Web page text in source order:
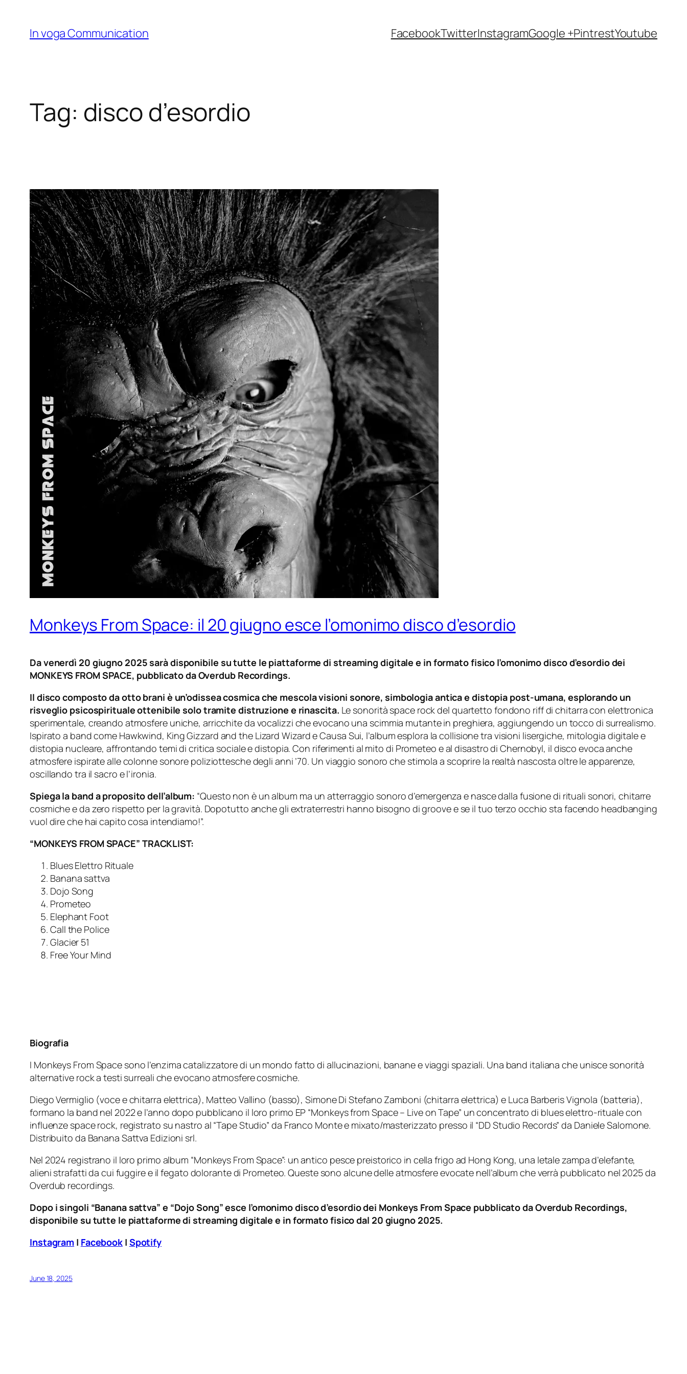
content
In voga Communication FacebookTwitterInstagramGoogle +PintrestYoutube
Tag: disco d’esordio
Monkeys From Space: il 20 giugno esce l’omonimo disco d’esordio
Da venerdì 20 giugno 2025 sarà disponibile su tutte le piattaforme di streaming digitale e in formato fisico l’omonimo disco d’esordio dei
MONKEYS FROM SPACE, pubblicato da Overdub Recordings.
Il disco composto da otto brani è un’odissea cosmica che mescola visioni sonore, simbologia antica e distopia post-umana, esplorando un
risveglio psicospirituale ottenibile solo tramite distruzione e rinascita. Le sonorità space rock del quartetto fondono riff di chitarra con elettronica
sperimentale, creando atmosfere uniche, arricchite da vocalizzi che evocano una scimmia mutante in preghiera, aggiungendo un tocco di surrealismo.
Ispirato a band come Hawkwind, King Gizzard and the Lizard Wizard e Causa Sui, l’album esplora la collisione tra visioni lisergiche, mitologia digitale e
distopia nucleare, affrontando temi di critica sociale e distopia. Con riferimenti al mito di Prometeo e al disastro di Chernobyl, il disco evoca anche
atmosfere ispirate alle colonne sonore poliziottesche degli anni ’70. Un viaggio sonoro che stimola a scoprire la realtà nascosta oltre le apparenze,
oscillando tra il sacro e l’ironia.
Spiega la band a proposito dell’album: “Questo non è un album ma un atterraggio sonoro d’emergenza e nasce dalla fusione di rituali sonori, chitarre
cosmiche e da zero rispetto per la gravità. Dopotutto anche gli extraterrestri hanno bisogno di groove e se il tuo terzo occhio sta facendo headbanging
vuol dire che hai capito cosa intendiamo!”.
“MONKEYS FROM SPACE” TRACKLIST:
Blues Elettro Rituale
Banana sattva
Dojo Song
Prometeo
Elephant Foot
Call the Police
Glacier 51
Free Your Mind
Biografia
I Monkeys From Space sono l’enzima catalizzatore di un mondo fatto di allucinazioni, banane e viaggi spaziali. Una band italiana che unisce sonorità
alternative rock a testi surreali che evocano atmosfere cosmiche.
Diego Vermiglio (voce e chitarra elettrica), Matteo Vallino (basso), Simone Di Stefano Zamboni (chitarra elettrica) e Luca Barberis Vignola (batteria),
formano la band nel 2022 e l’anno dopo pubblicano il loro primo EP “Monkeys from Space – Live on Tape” un concentrato di blues elettro-rituale con
influenze space rock, registrato su nastro al “Tape Studio” da Franco Monte e mixato/masterizzato presso il “DD Studio Records” da Daniele Salomone.
Distribuito da Banana Sattva Edizioni srl.
Nel 2024 registrano il loro primo album “Monkeys From Space”: un antico pesce preistorico in cella frigo ad Hong Kong, una letale zampa d’elefante,
alieni strafatti da cui fuggire e il fegato dolorante di Prometeo. Queste sono alcune delle atmosfere evocate nell’album che verrà pubblicato nel 2025 da
Overdub recordings.
Dopo i singoli “Banana sattva” e “Dojo Song” esce l’omonimo disco d’esordio dei Monkeys From Space pubblicato da Overdub Recordings,
disponibile su tutte le piattaforme di streaming digitale e in formato fisico dal 20 giugno 2025.
Instagram | Facebook | Spotify
June 18, 2025